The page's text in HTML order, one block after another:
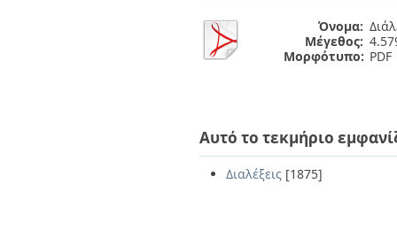
Όνομα:
Μέγεθος:
Μορφότυπο: PDF
Αυτό το τεκμήριο
Διαλέξεις [1875]